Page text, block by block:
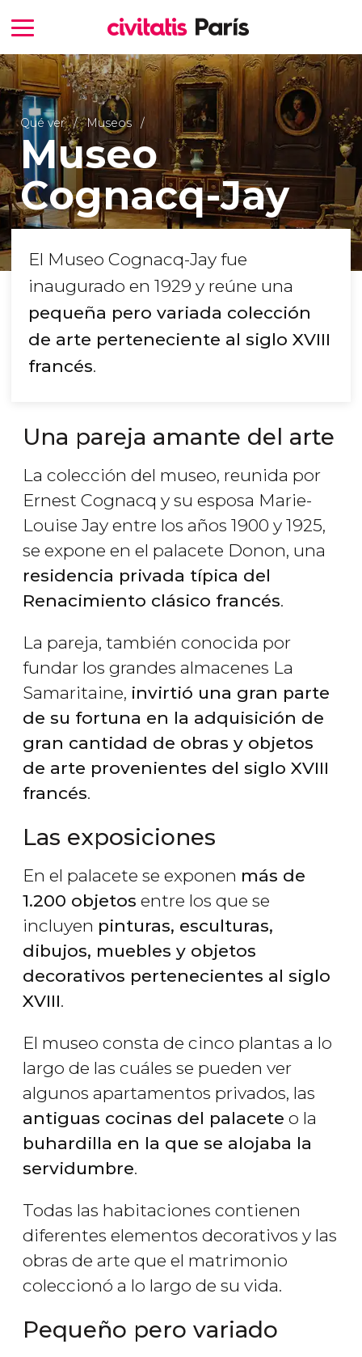
Qué ver Museos
Museo
Cognacq-Jay
El Museo Cognacq-Jay fue
inaugurado en 1929 y reúne una
pequeña pero variada colección
de arte perteneciente al siglo XVIII
francés.
Una pareja amante del arte
La colección del museo, reunida por
Ernest Cognacq y su esposa Marie-
Louise Jay entre los años 1900 y 1925,
se expone en el palacete Donon, una
residencia privada típica del
Renacimiento clásico francés.
La pareja, también conocida por
fundar los grandes almacenes La
Samaritaine, invirtió una gran parte
de su fortuna en la adquisición de
gran cantidad de obras y objetos
de arte provenientes del siglo XVIII
francés.
Las exposiciones
En el palacete se exponen más de
1.200 objetos entre los que se
incluyen pinturas, esculturas,
dibujos, muebles y objetos
decorativos pertenecientes al siglo
XVIII.
El museo consta de cinco plantas a lo
largo de las cuáles se pueden ver
algunos apartamentos privados, las
antiguas cocinas del palacete o la
buhardilla en la que se alojaba la
servidumbre.
Todas las habitaciones contienen
diferentes elementos decorativos y las
obras de arte que el matrimonio
coleccionó a lo largo de su vida.
Pequeño pero variado